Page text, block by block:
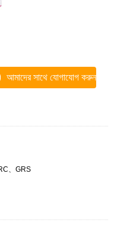
আমাদের সাথে যোগাযোগ করুন
、GRS